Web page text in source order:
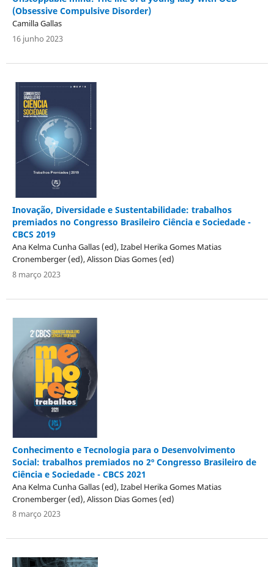
(Obsessive Compulsive Disorder)
Camilla Gallas
16 junho 2023
Inovação, Diversidade e Sustentabilidade: trabalhos
premiados no Congresso Brasileiro Ciência e Sociedade -
CBCS 2019
Ana Kelma Cunha Gallas (ed), Izabel Herika Gomes Matias
Cronemberger (ed), Alisson Dias Gomes (ed)
8 março 2023
Conhecimento e Tecnologia para o Desenvolvimento
Social: trabalhos premiados no 2º Congresso Brasileiro de
Ciência e Sociedade - CBCS 2021
Ana Kelma Cunha Gallas (ed), Izabel Herika Gomes Matias
Cronemberger (ed), Alisson Dias Gomes (ed)
8 março 2023